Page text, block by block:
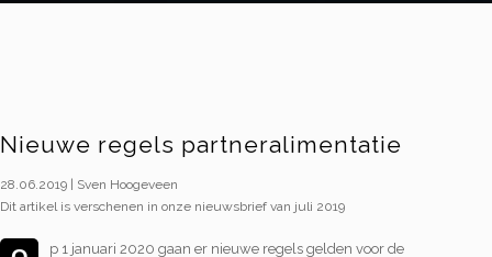
Nieuwe regels partneralimentatie
28.06.2019 | Sven Hoogeveen
Dit artikel is verschenen in onze nieuwsbrief van juli 2019
p 1 januari 2020 gaan er nieuwe regels gelden voor de